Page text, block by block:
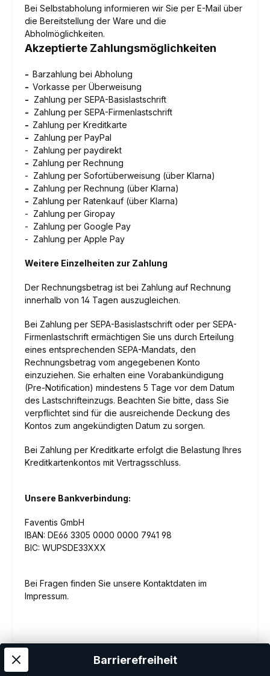
Bei Selbstabholung informieren wir Sie per E-Mail über
die Bereitstellung der Ware und die
Abholmöglichkeiten.
Akzeptierte Zahlungsmöglichkeiten
- Barzahlung bei Abholung
- Vorkasse per Überweisung
- Zahlung per SEPA-Basislastschrift
- Zahlung per SEPA-Firmenlastschrift
- Zahlung per Kreditkarte
- Zahlung per PayPal
- Zahlung per paydirekt
- Zahlung per Rechnung
- Zahlung per Sofortüberweisung (über Klarna)
- Zahlung per Rechnung (über Klarna)
- Zahlung per Ratenkauf (über Klarna)
- Zahlung per Giropay
- Zahlung per Google Pay
- Zahlung per Apple Pay
Weitere Einzelheiten zur Zahlung
Der Rechnungsbetrag ist bei Zahlung auf Rechnung
innerhalb von 14 Tagen auszugleichen.
Bei Zahlung per SEPA-Basislastschrift oder per SEPA-
Firmenlastschrift ermächtigen Sie uns durch Erteilung
eines entsprechenden SEPA-Mandats, den
Rechnungsbetrag vom angegebenen Konto
einzuziehen. Sie erhalten eine Vorabankündigung
(Pre-Notification) mindestens 5 Tage vor dem Datum
des Lastschrifteinzugs. Beachten Sie bitte, dass Sie
verpflichtet sind für die ausreichende Deckung des
Kontos zum angekündigten Datum zu sorgen.
Bei Zahlung per Kreditkarte erfolgt die Belastung Ihres
Kreditkartenkontos mit Vertragsschluss.
Unsere Bankverbindung:
Faventis GmbH
IBAN: DE66 3305 0000 0000 7941 98
BIC: WUPSDE33XXX
Bei Fragen finden Sie unsere Kontaktdaten im
Impressum.
Kostenloser Versand
Barrierefreiheit